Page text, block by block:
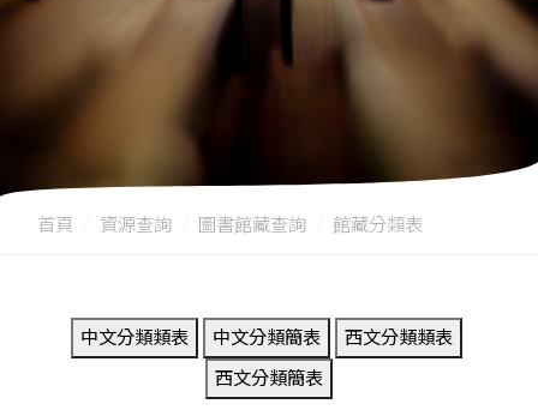
首頁 資源查詢 圖書館藏查詢 館藏分類表